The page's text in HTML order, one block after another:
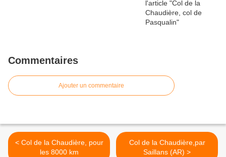
Commentaires
Ajouter un commentaire
< Col de la Chaudière, pour
les 8000 km
Col de la Chaudière,par
Saillans (AR) >